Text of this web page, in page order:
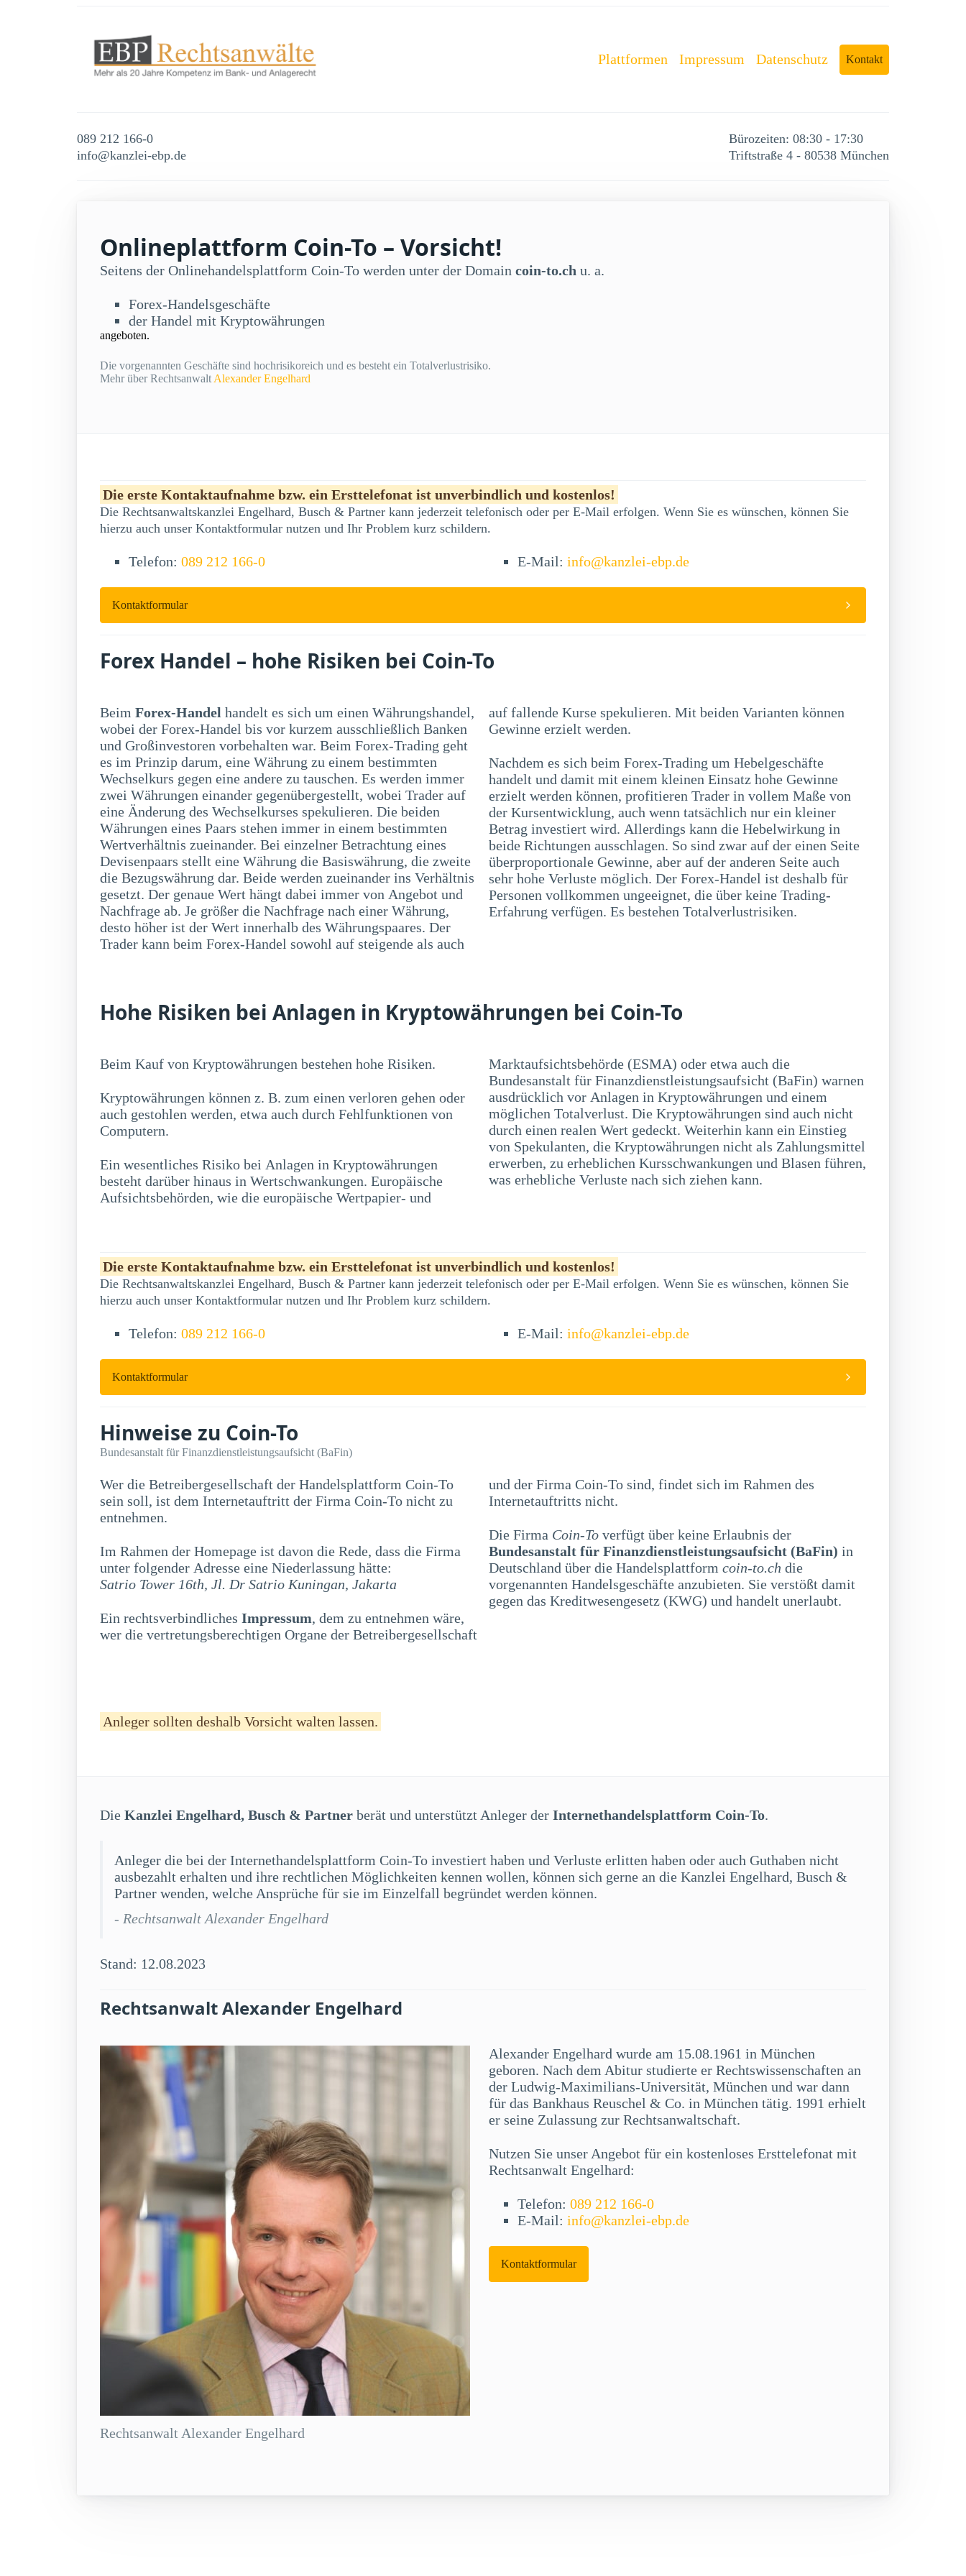
Plattformen Impressum Datenschutz Kontakt
089 212 166-0
info@kanzlei-ebp.de
Bürozeiten: 08:30 - 17:30
Triftstraße 4 - 80538 München
Onlineplattform Coin-To – Vorsicht!
Seitens der Onlinehandelsplattform Coin-To werden unter der Domain coin-to.ch u. a.
Forex-Handelsgeschäfte
der Handel mit Kryptowährungen
angeboten.
Die vorgenannten Geschäfte sind hochrisikoreich und es besteht ein Totalverlustrisiko.
Mehr über Rechtsanwalt Alexander Engelhard
Die erste Kontaktaufnahme bzw. ein Ersttelefonat ist unverbindlich und kostenlos!
Die Rechtsanwaltskanzlei Engelhard, Busch & Partner kann jederzeit telefonisch oder per E-Mail erfolgen. Wenn Sie es wünschen, können Sie
hierzu auch unser Kontaktformular nutzen und Ihr Problem kurz schildern.
Telefon: 089 212 166-0 E-Mail: info@kanzlei-ebp.de
Kontaktformular
Forex Handel – hohe Risiken bei Coin-To
Beim Forex-Handel handelt es sich um einen Währungshandel,
wobei der Forex-Handel bis vor kurzem ausschließlich Banken
und Großinvestoren vorbehalten war. Beim Forex-Trading geht
es im Prinzip darum, eine Währung zu einem bestimmten
Wechselkurs gegen eine andere zu tauschen. Es werden immer
zwei Währungen einander gegenübergestellt, wobei Trader auf
eine Änderung des Wechselkurses spekulieren. Die beiden
Währungen eines Paars stehen immer in einem bestimmten
Wertverhältnis zueinander. Bei einzelner Betrachtung eines
Devisenpaars stellt eine Währung die Basiswährung, die zweite
die Bezugswährung dar. Beide werden zueinander ins Verhältnis
gesetzt. Der genaue Wert hängt dabei immer von Angebot und
Nachfrage ab. Je größer die Nachfrage nach einer Währung,
desto höher ist der Wert innerhalb des Währungspaares. Der
Trader kann beim Forex-Handel sowohl auf steigende als auch
auf fallende Kurse spekulieren. Mit beiden Varianten können
Gewinne erzielt werden.
Nachdem es sich beim Forex-Trading um Hebelgeschäfte
handelt und damit mit einem kleinen Einsatz hohe Gewinne
erzielt werden können, profitieren Trader in vollem Maße von
der Kursentwicklung, auch wenn tatsächlich nur ein kleiner
Betrag investiert wird. Allerdings kann die Hebelwirkung in
beide Richtungen ausschlagen. So sind zwar auf der einen Seite
überproportionale Gewinne, aber auf der anderen Seite auch
sehr hohe Verluste möglich. Der Forex-Handel ist deshalb für
Personen vollkommen ungeeignet, die über keine Trading-
Erfahrung verfügen. Es bestehen Totalverlustrisiken.
Hohe Risiken bei Anlagen in Kryptowährungen bei Coin-To
Beim Kauf von Kryptowährungen bestehen hohe Risiken.
Kryptowährungen können z. B. zum einen verloren gehen oder
auch gestohlen werden, etwa auch durch Fehlfunktionen von
Computern.
Ein wesentliches Risiko bei Anlagen in Kryptowährungen
besteht darüber hinaus in Wertschwankungen. Europäische
Aufsichtsbehörden, wie die europäische Wertpapier- und
Marktaufsichtsbehörde (ESMA) oder etwa auch die
Bundesanstalt für Finanzdienstleistungsaufsicht (BaFin) warnen
ausdrücklich vor Anlagen in Kryptowährungen und einem
möglichen Totalverlust. Die Kryptowährungen sind auch nicht
durch einen realen Wert gedeckt. Weiterhin kann ein Einstieg
von Spekulanten, die Kryptowährungen nicht als Zahlungsmittel
erwerben, zu erheblichen Kursschwankungen und Blasen führen,
was erhebliche Verluste nach sich ziehen kann.
Die erste Kontaktaufnahme bzw. ein Ersttelefonat ist unverbindlich und kostenlos!
Die Rechtsanwaltskanzlei Engelhard, Busch & Partner kann jederzeit telefonisch oder per E-Mail erfolgen. Wenn Sie es wünschen, können Sie
hierzu auch unser Kontaktformular nutzen und Ihr Problem kurz schildern.
Telefon: 089 212 166-0 E-Mail: info@kanzlei-ebp.de
Kontaktformular
Hinweise zu Coin-To
Bundesanstalt für Finanzdienstleistungsaufsicht (BaFin)
Wer die Betreibergesellschaft der Handelsplattform Coin-To
sein soll, ist dem Internetauftritt der Firma Coin-To nicht zu
entnehmen.
Im Rahmen der Homepage ist davon die Rede, dass die Firma
unter folgender Adresse eine Niederlassung hätte:
Satrio Tower 16th, Jl. Dr Satrio Kuningan, Jakarta
Ein rechtsverbindliches Impressum, dem zu entnehmen wäre,
wer die vertretungsberechtigen Organe der Betreibergesellschaft
und der Firma Coin-To sind, findet sich im Rahmen des
Internetauftritts nicht.
Die Firma Coin-To verfügt über keine Erlaubnis der
Bundesanstalt für Finanzdienstleistungsaufsicht (BaFin) in
Deutschland über die Handelsplattform coin-to.ch die
vorgenannten Handelsgeschäfte anzubieten. Sie verstößt damit
gegen das Kreditwesengesetz (KWG) und handelt unerlaubt.
Anleger sollten deshalb Vorsicht walten lassen.
Die Kanzlei Engelhard, Busch & Partner berät und unterstützt Anleger der Internethandelsplattform Coin-To.
Anleger die bei der Internethandelsplattform Coin-To investiert haben und Verluste erlitten haben oder auch Guthaben nicht
ausbezahlt erhalten und ihre rechtlichen Möglichkeiten kennen wollen, können sich gerne an die Kanzlei Engelhard, Busch &
Partner wenden, welche Ansprüche für sie im Einzelfall begründet werden können.
- Rechtsanwalt Alexander Engelhard
Stand: 12.08.2023
Rechtsanwalt Alexander Engelhard
Rechtsanwalt Alexander Engelhard
Alexander Engelhard wurde am 15.08.1961 in München
geboren. Nach dem Abitur studierte er Rechtswissenschaften an
der Ludwig-Maximilians-Universität, München und war dann
für das Bankhaus Reuschel & Co. in München tätig. 1991 erhielt
er seine Zulassung zur Rechtsanwaltschaft.
Nutzen Sie unser Angebot für ein kostenloses Ersttelefonat mit
Rechtsanwalt Engelhard:
Telefon: 089 212 166-0
E-Mail: info@kanzlei-ebp.de
Kontaktformular